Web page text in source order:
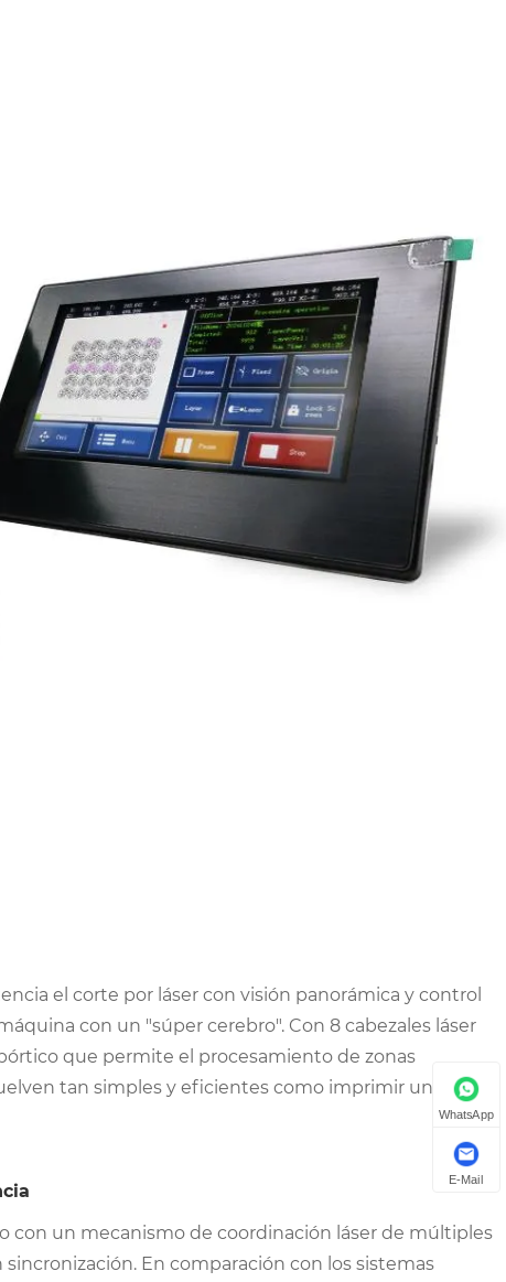
el corte por láser con visión panorámica y control
con un "súper cerebro". Con 8 cabezales láser
que permite el procesamiento de zonas
tan simples y eficientes como imprimir un
con un mecanismo de coordinación láser de múltiples
En comparación con los sistemas
WhatsApp
E-Mail